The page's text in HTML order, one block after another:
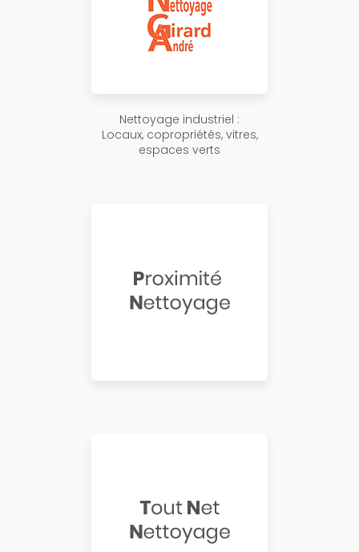
Nettoyage industriel :
Locaux, copropriétés, vitres,
espaces verts